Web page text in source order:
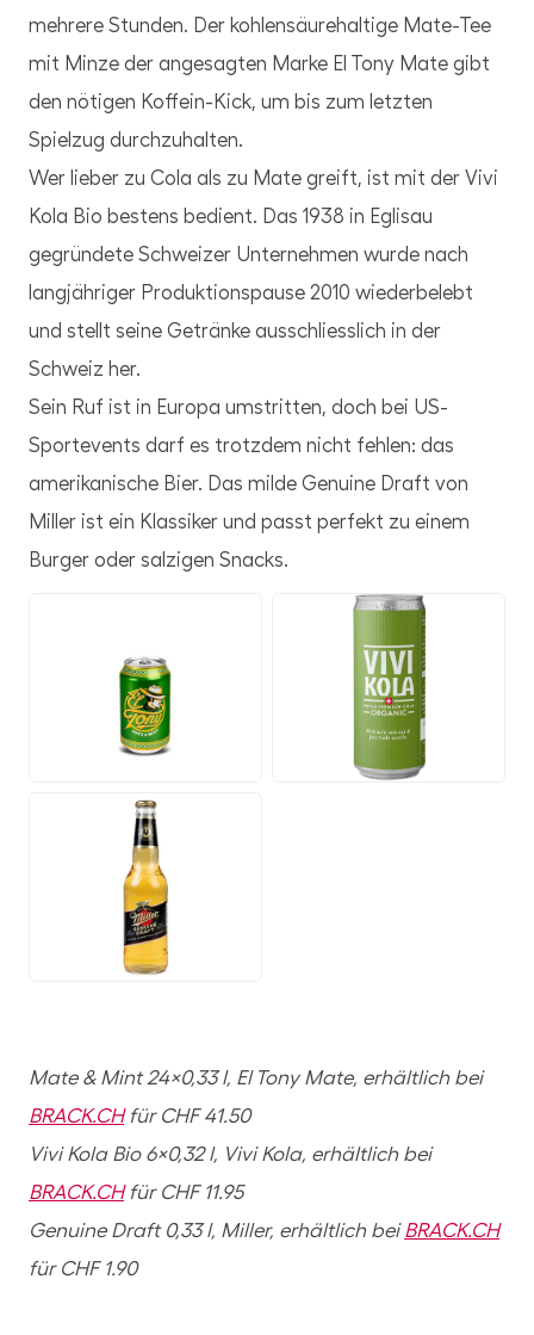
mehrere Stunden. Der kohlensäurehaltige Mate-Tee
mit Minze der angesagten Marke El Tony Mate gibt
den nötigen Koffein-Kick, um bis zum letzten
Spielzug durchzuhalten.
Wer lieber zu Cola als zu Mate greift, ist mit der Vivi
Kola Bio bestens bedient. Das 1938 in Eglisau
gegründete Schweizer Unternehmen wurde nach
langjähriger Produktionspause 2010 wiederbelebt
und stellt seine Getränke ausschliesslich in der
Schweiz her.
Sein Ruf ist in Europa umstritten, doch bei US-
Sportevents darf es trotzdem nicht fehlen: das
amerikanische Bier. Das milde Genuine Draft von
Miller ist ein Klassiker und passt perfekt zu einem
Burger oder salzigen Snacks.
Mate & Mint 24×0,33 l, El Tony Mate, erhältlich bei
BRACK.CHfür CHF 41.50
Vivi Kola Bio 6×0,32 l, Vivi Kola, erhältlich bei
BRACK.CHfür CHF 11.95
Genuine Draft 0,33 l, Miller, erhältlich beiBRACK.CH
für CHF 1.90